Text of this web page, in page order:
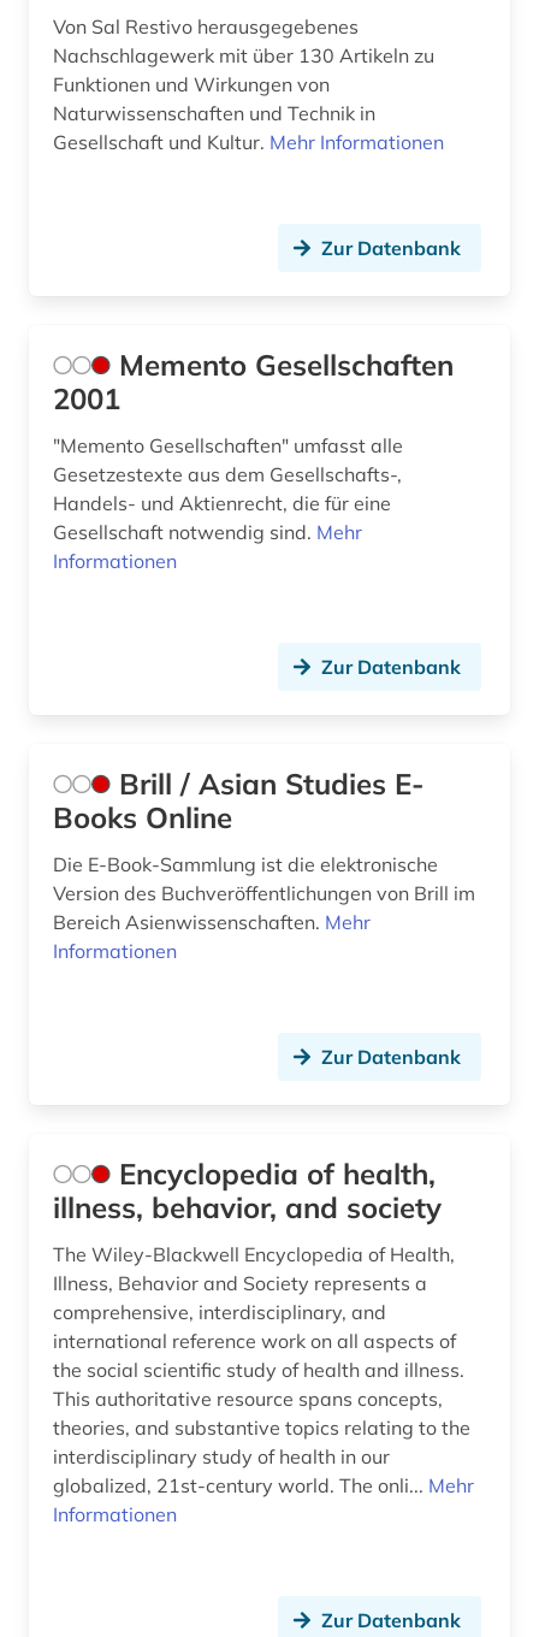
Von Sal Restivo herausgegebenes
Nachschlagewerk mit über 130 Artikeln zu
Funktionen und Wirkungen von
Naturwissenschaften und Technik in
Gesellschaft und Kultur. Mehr Informationen
Zur Datenbank
Memento Gesellschaften
2001
"Memento Gesellschaften" umfasst alle
Gesetzestexte aus dem Gesellschafts-,
Handels- und Aktienrecht, die für eine
Gesellschaft notwendig sind. Mehr
Informationen
Zur Datenbank
Brill / Asian Studies E-
Books Online
Die E-Book-Sammlung ist die elektronische
Version des Buchveröffentlichungen von Brill im
Bereich Asienwissenschaften. Mehr
Informationen
Zur Datenbank
Encyclopedia of health,
illness, behavior, and society
The Wiley-Blackwell Encyclopedia of Health,
Illness, Behavior and Society represents a
comprehensive, interdisciplinary, and
international reference work on all aspects of
the social scientific study of health and illness.
This authoritative resource spans concepts,
theories, and substantive topics relating to the
interdisciplinary study of health in our
globalized, 21st-century world. The onli... Mehr
Informationen
Zur Datenbank